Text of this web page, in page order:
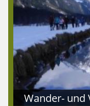
Wander- und